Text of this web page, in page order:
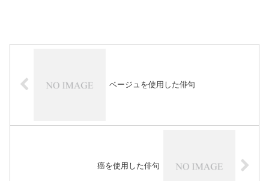
ベージュを使用した俳句
癌を使用した俳句